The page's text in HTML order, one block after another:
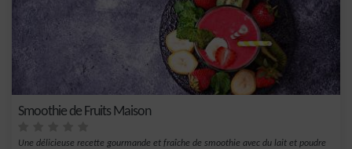
Smoothie de Fruits Maison
Une délicieuse recette gourmande et fraîche de smoothie avec du lait et poudre